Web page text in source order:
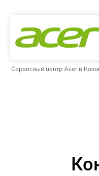
Сервисный центр Acer в